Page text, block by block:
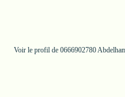
Voir le profil de 0666902780